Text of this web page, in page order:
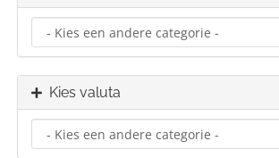
Kies valuta